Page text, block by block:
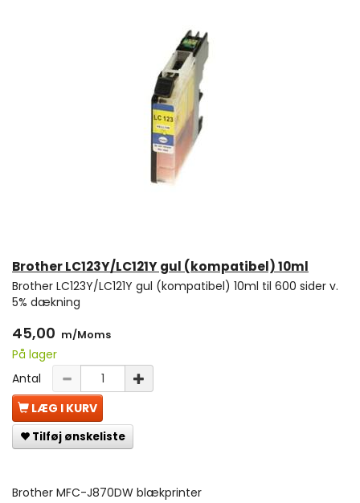
Brother LC123Y/LC121Y gul (kompatibel) 10ml
Brother LC123Y/LC121Y gul (kompatibel) 10ml til 600 sider v.
5% dækning
45,00 m/Moms
På lager
Antal
LÆG I KURV
Tilføj ønskeliste
Brother MFC-J870DW blækprinter